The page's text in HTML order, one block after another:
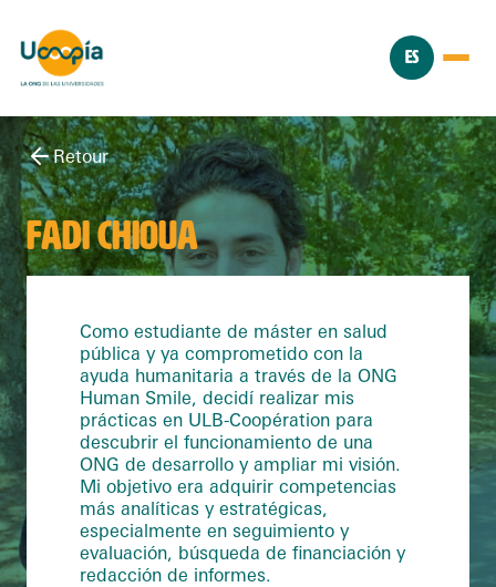
ES
Retour
FADI CHIOUA
Como estudiante de máster en salud
pública y ya comprometido con la
ayuda humanitaria a través de la ONG
Human Smile, decidí realizar mis
prácticas en ULB-Coopération para
descubrir el funcionamiento de una
ONG de desarrollo y ampliar mi visión.
Mi objetivo era adquirir competencias
más analíticas y estratégicas,
especialmente en seguimiento y
evaluación, búsqueda de financiación y
redacción de informes.